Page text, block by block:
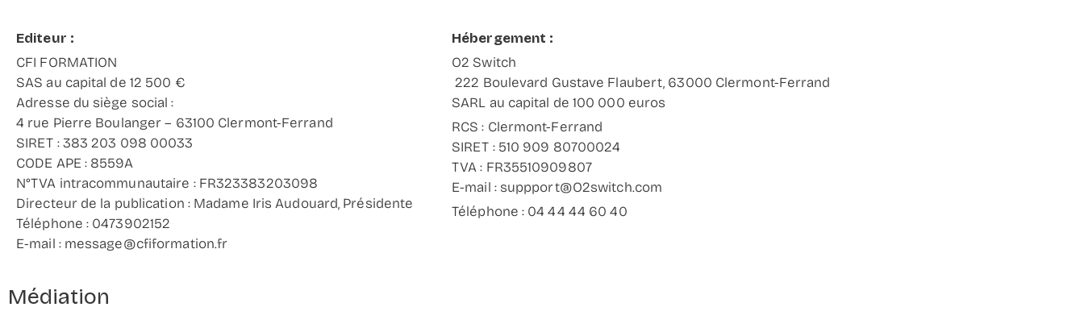
Editeur :
CFI FORMATION
SAS au capital de 12 500 €
Adresse du siège social :
4 rue Pierre Boulanger – 63100 Clermont-Ferrand
SIRET : 383 203 098 00033
CODE APE : 8559A
N°TVA intracommunautaire : FR323383203098
Directeur de la publication : Madame Iris Audouard, Présidente
Téléphone : 0473902152
E-mail : message@cfiformation.fr
Hébergement :
O2 Switch
222 Boulevard Gustave Flaubert, 63000 Clermont-Ferrand
SARL au capital de 100 000 euros
RCS : Clermont-Ferrand
SIRET : 510 909 80700024
TVA : FR35510909807
E-mail : suppport@O2switch.com
Téléphone : 04 44 44 60 40
Médiation